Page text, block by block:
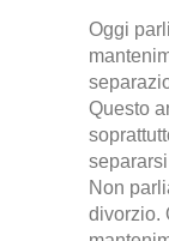
Oggi
Questo
Non
divorzio.